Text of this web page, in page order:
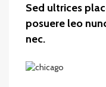
Sed ultrices
posuere leo
nec.